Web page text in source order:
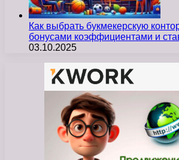
Как выбрать букмекерскую
бонусами коэффициентами и
03.10.2025